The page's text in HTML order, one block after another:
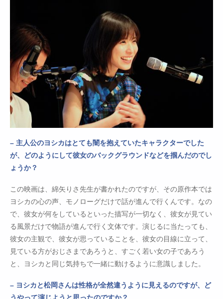
– 主人公のヨシカはとても闇を抱えていたキャラクターでした
が、どのようにして彼女のバックグラウンドなどを掴んだのでし
ょうか？
この映画は、綿矢りさ先生が書かれたのですが、その原作本では
ヨシカの心の声、モノローグだけで話が進んで行くんです。なの
で、彼女が何をしているといった描写が一切なく、彼女が見てい
る風景だけで物語が進んで行く文体です。演じるに当たっても、
彼女の主観で、彼女が思っていることを、彼女の目線に立って、
見ている方がおじさまであろうと、すごく若い女の子であろう
と、ヨシカと同じ気持ちで一緒に動けるように意識しました。
– ヨシカと松岡さんは性格が全然違うように見えるのですが、ど